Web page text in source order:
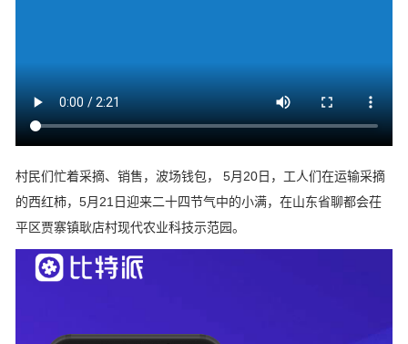
村民们忙着采摘、销售，波场钱包， 5月20日，工人们在运输采摘
的西红柿，5月21日迎来二十四节气中的小满，在山东省聊都会茌
平区贾寨镇耿店村现代农业科技示范园。